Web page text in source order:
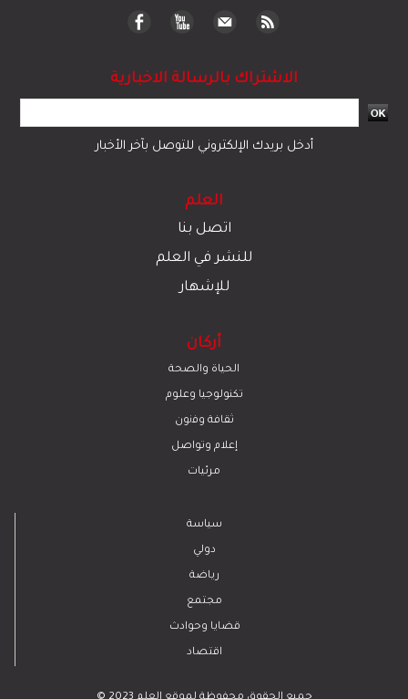
الاشتراك بالرسالة الاخبارية
أدخل بريدك الإلكتروني للتوصل بآخر الأخبار
العلم
اتصل بنا
للنشر في العلم
للإشهار
أركان
الحياة والصحة
تكنولوجيا وعلوم
ﺛﻘﺎﻓﺔ وﻓﻧون
إعلام وتواصل
مرئيات
سياسة
دولي
رياضة
مجتمع
قضايا وحوادث
اقتصاد